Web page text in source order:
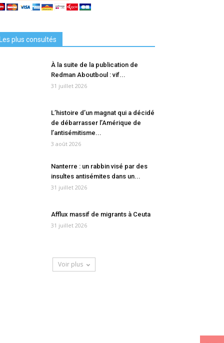
Les plus consultés
À la suite de la publication de
Redman Aboutboul : vif...
31 juillet 2026
L’histoire d’un magnat qui a décidé
de débarrasser l’Amérique de
l’antisémitisme...
3 août 2026
Nanterre : un rabbin visé par des
insultes antisémites dans un...
31 juillet 2026
Afflux massif de migrants à Ceuta
31 juillet 2026
Voir plus